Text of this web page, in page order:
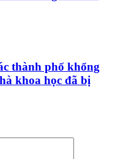
thành phố khổng
khoa học đã bị